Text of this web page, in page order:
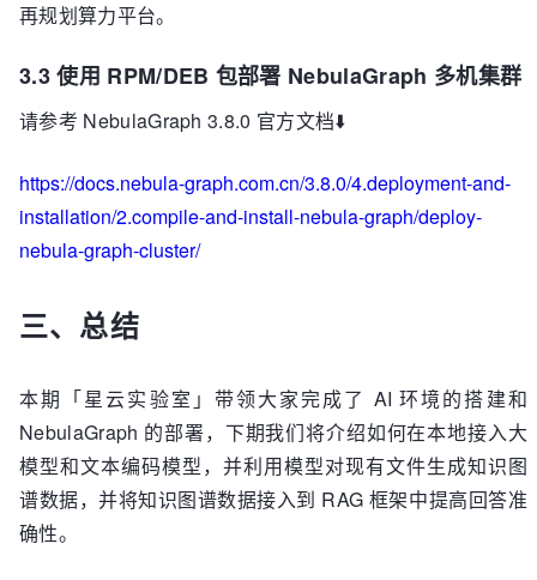
再规划算力平台。
3.3 使用 RPM/DEB 包部署 NebulaGraph 多机集群
请参考 NebulaGraph 3.8.0 官方文档⬇️
https://docs.nebula-graph.com.cn/3.8.0/4.deployment-and-
installation/2.compile-and-install-nebula-graph/deploy-
nebula-graph-cluster/
三、总结
本期「星云实验室」带领大家完成了 AI 环境的搭建和
NebulaGraph 的部署，下期我们将介绍如何在本地接入大
模型和文本编码模型，并利用模型对现有文件生成知识图
谱数据，并将知识图谱数据接入到 RAG 框架中提高回答准
确性。